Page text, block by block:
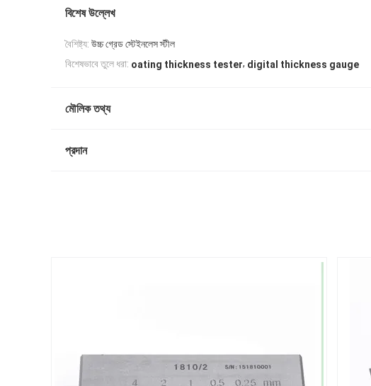
বিশেষ উল্লেখ
বৈশিষ্ট্য: উচ্চ গ্রেড স্টেইনলেস স্টীল
বিশেষভাবে তুলে ধরা: oating thickness tester, digital thickness gauge
মৌলিক তথ্য
প্রদান